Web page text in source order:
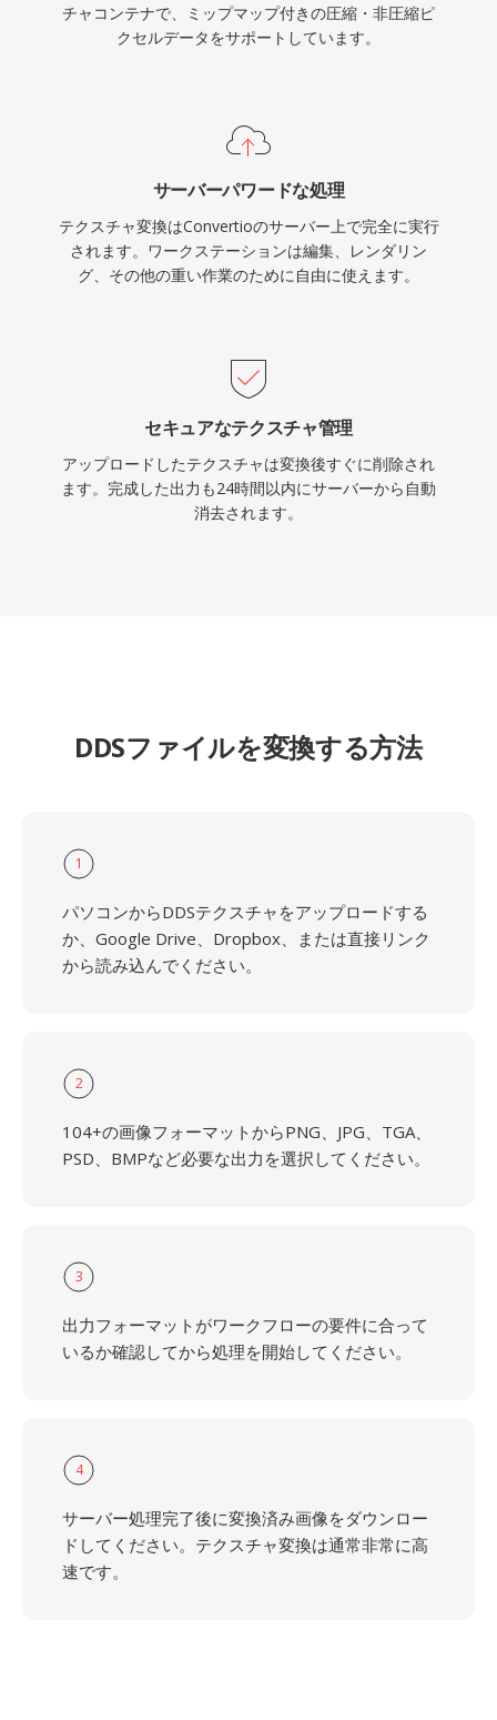
チャコンテナで、ミップマップ付きの圧縮・非圧縮ピ
クセルデータをサポートしています。
サーバーパワードな処理
テクスチャ変換はConvertioのサーバー上で完全に実行
されます。ワークステーションは編集、レンダリン
グ、その他の重い作業のために自由に使えます。
セキュアなテクスチャ管理
アップロードしたテクスチャは変換後すぐに削除され
ます。完成した出力も24時間以内にサーバーから自動
消去されます。
DDSファイルを変換する方法
1
パソコンからDDSテクスチャをアップロードする
か、Google Drive、Dropbox、または直接リンク
から読み込んでください。
2
104+の画像フォーマットからPNG、JPG、TGA、
PSD、BMPなど必要な出力を選択してください。
3
出力フォーマットがワークフローの要件に合って
いるか確認してから処理を開始してください。
4
サーバー処理完了後に変換済み画像をダウンロー
ドしてください。テクスチャ変換は通常非常に高
速です。